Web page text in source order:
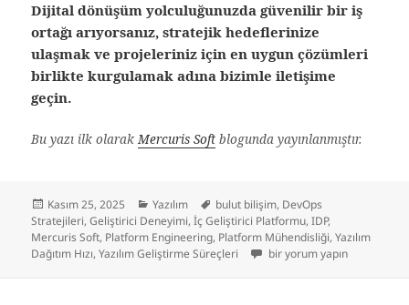
Dijital dönüşüm yolculuğunuzda güvenilir bir iş
ortağı arıyorsanız, stratejik hedeflerinize
ulaşmak ve projeleriniz için en uygun çözümleri
birlikte kurgulamak adına bizimle iletişime
geçin.
Bu yazı ilk olarakMercuris Soft blogunda yayınlanmıştır.
Yayın
tarihi
Kasım 25, 2025 Kategoriler
Yazılım Etiketler
bulut bilişim, DevOps
Stratejileri,Geliştirici Deneyimi,İç Geliştirici Platformu,IDP,
Mercuris Soft, Platform Engineering, Platform Mühendisliği,Yazılım
Dağıtım Hızı,Yazılım Geliştirme Süreçleri Platform Mühendisliği
bir yorum yapın